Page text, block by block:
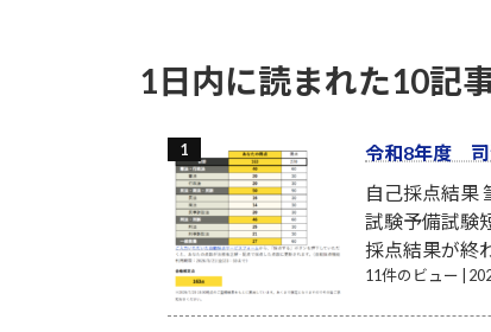
1日内に読まれた10記
令和8年度 司
自己採点結果
試験予備試験
採点結果が
11件のビュー